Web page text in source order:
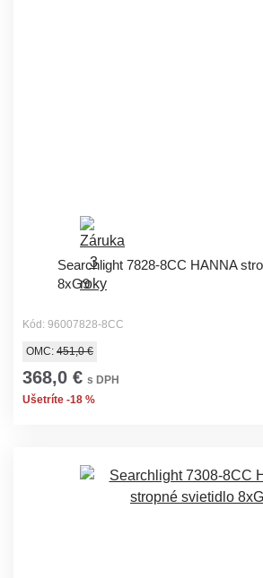
Searchlight 7828-8CC HANNA
8xG9
Kód: 96007828-8CC
OMC: 451,0 €
368,0 € s DPH
Ušetríte -18 %